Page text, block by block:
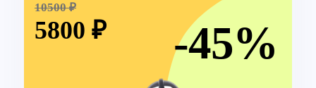
10500 ₽
5800 ₽ -45%